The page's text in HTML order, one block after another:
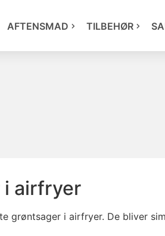
AFTENSMAD TILBEHØR
i airfryer
grøntsager i airfryer. De bliver